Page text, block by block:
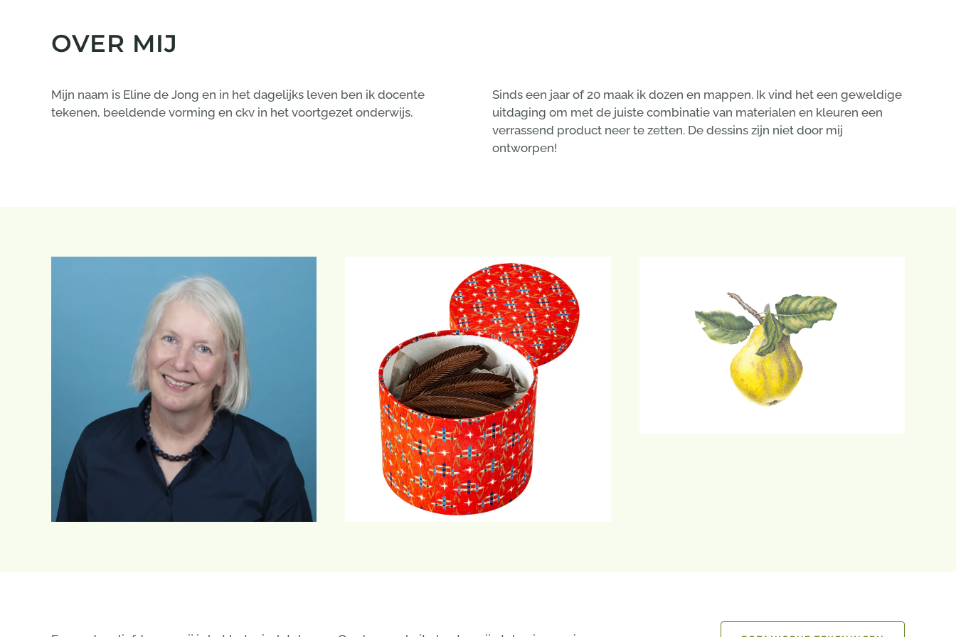
OVER MIJ
Mijn naam is Eline de Jong en in het dagelijks leven ben ik docente
tekenen, beeldende vorming en ckv in het voortgezet onderwijs.
Sinds een jaar of 20 maak ik dozen en mappen. Ik vind het een geweldige
uitdaging om met de juiste combinatie van materialen en kleuren een
verrassend product neer te zetten. De dessins zijn niet door mij
ontworpen!